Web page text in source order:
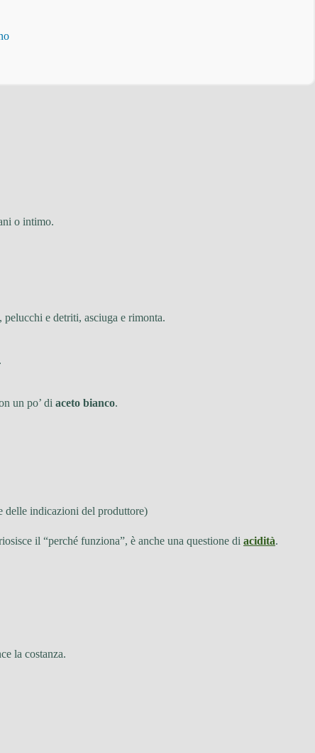
o intimo.
e detriti, asciuga e rimonta.
un po’ di aceto bianco.
delle indicazioni del produttore)
il “perché funziona”, è anche una questione di acidità.
la costanza.